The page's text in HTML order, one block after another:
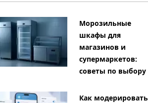
Морозильные
шкафы для
магазинов и
супермаркетов:
советы по выбору
Как модерировать